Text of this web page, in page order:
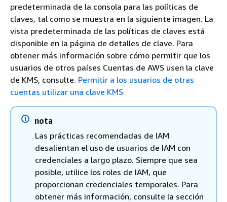
predeterminada de la consola para las políticas de
claves, tal como se muestra en la siguiente imagen. La
vista predeterminada de las políticas de claves está
disponible en la página de detalles de clave. Para
obtener más información sobre cómo permitir que los
usuarios de otros países Cuentas de AWS usen la clave
de KMS, consulte. Permitir a los usuarios de otras
cuentas utilizar una clave KMS
nota
Las prácticas recomendadas de IAM
desalientan el uso de usuarios de IAM con
credenciales a largo plazo. Siempre que sea
posible, utilice los roles de IAM, que
proporcionan credenciales temporales. Para
obtener más información, consulte la sección